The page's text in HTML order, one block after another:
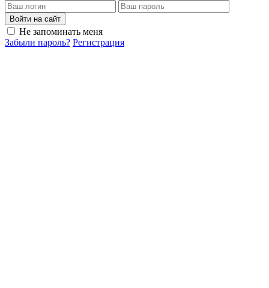
Войти на сайт
Не запоминать меня
Забыли пароль? Регистрация